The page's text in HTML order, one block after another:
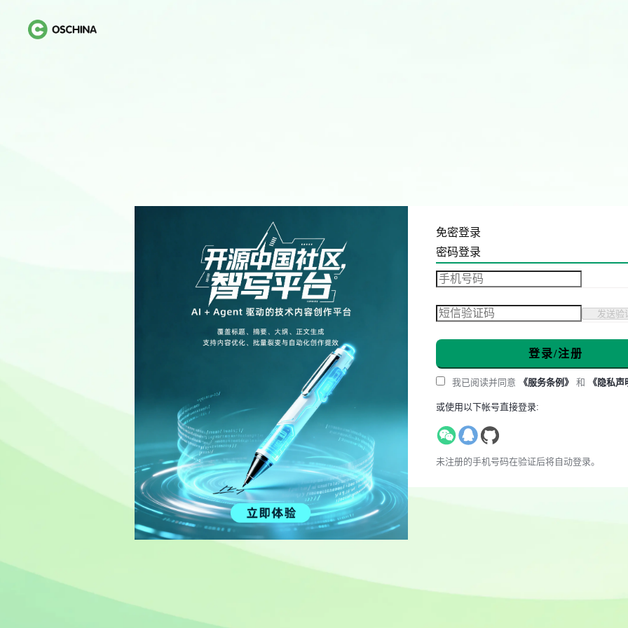
免密登录
密码登录
发送验
登录/注册
我已阅读并同意 《服务条例》 和 《隐私声
或使用以下帐号直接登录:
未注册的手机号码在验证后将自动登录。